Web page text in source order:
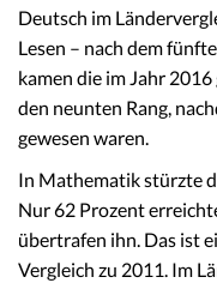
Deutsch im
Lesen – nach dem
kamen die im Jahr
den neunten Rang,
gewesen waren.
In Mathematik stürzte
Nur 62 Prozent
übertrafen ihn. Das ist
Vergleich zu 2011. Im